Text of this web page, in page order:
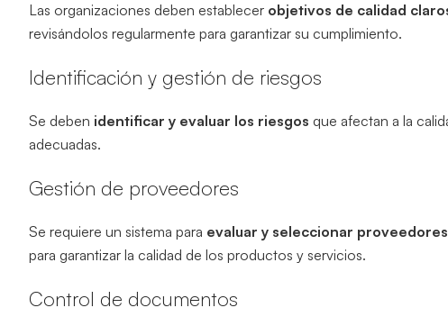
Las organizaciones deben establecer objetivos de calidad
revisándolos regularmente para garantizar su cumplimiento.
Identificación y gestión de riesgos
Se deben identificar y evaluar los riesgos que afectan a la
adecuadas.
Gestión de proveedores
Se requiere un sistema para evaluar y seleccionar proveedores
para garantizar la calidad de los productos y servicios.
Control de documentos